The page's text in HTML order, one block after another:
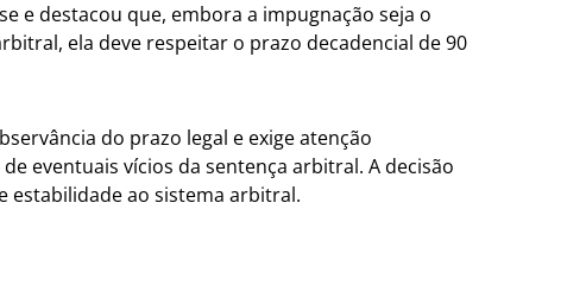
e destacou que, embora a impugnação seja o
ela deve respeitar o prazo decadencial de 90
do prazo legal e exige atenção
eventuais vícios da sentença arbitral. A decisão
estabilidade ao sistema arbitral.